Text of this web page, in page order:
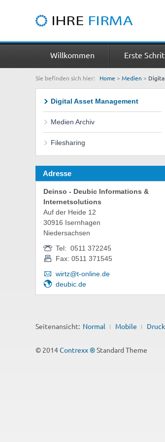
Willkommen Erste
Sie befinden sich hier: Home > Medien >
Digital Asset Management
Medien Archiv
Filesharing
Adresse
Deinso - Deubic Informations &
Internetsolutions
Auf der Heide 12
30916 Isernhagen
Niedersachsen
Tel: 0511 372245
Fax: 0511 371545
wirtz@t-online.de
deubic.de
Seitenansicht: Normal Mobile Druck
© 2014Contrexx ®Standard Theme